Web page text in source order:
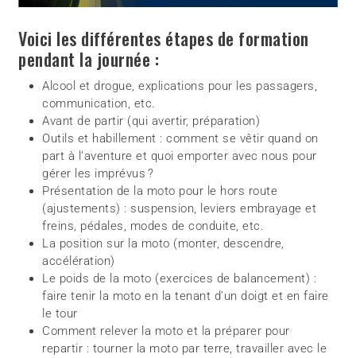
Voici les différentes étapes de formation
pendant la journée :
Alcool et drogue, explications pour les passagers,
communication, etc.
Avant de partir (qui avertir, préparation)
Outils et habillement : comment se vêtir quand on
part à l’aventure et quoi emporter avec nous pour
gérer les imprévus ?
Présentation de la moto pour le hors route
(ajustements) : suspension, leviers embrayage et
freins, pédales, modes de conduite, etc.
La position sur la moto (monter, descendre,
accélération)
Le poids de la moto (exercices de balancement) :
faire tenir la moto en la tenant d’un doigt et en faire
le tour
Comment relever la moto et la préparer pour
repartir : tourner la moto par terre, travailler avec le